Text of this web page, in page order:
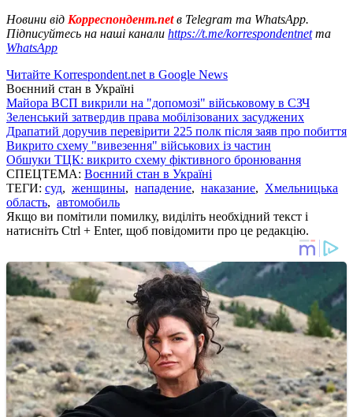
Новини від Корреспондент.netв Telegram та WhatsApp.
Підписуйтесь на наші канали https://t.me/korrespondentnetта
WhatsApp
Читайте Korrespondent.net в Google News
Воєнний стан в Україні
Майора ВСП викрили на "допомозі" військовому в СЗЧ
Зеленський затвердив права мобілізованих засуджених
Драпатий доручив перевірити 225 полк після заяв про побиття
Викрито схему "вивезення" військових із частин
Обшуки ТЦК: викрито схему фіктивного бронювання
СПЕЦТЕМА: Воєнний стан в Україні
ТЕГИ: суд, женщины, нападение, наказание, Хмельницька
область, автомобиль
Якщо ви помітили помилку, виділіть необхідний текст і
натисніть Ctrl + Enter, щоб повідомити про це редакцію.